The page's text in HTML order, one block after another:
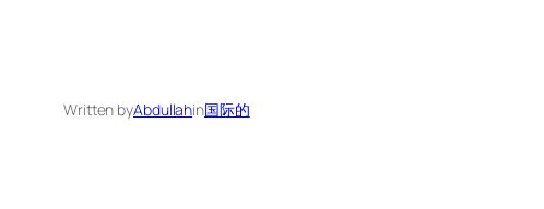
Written byAbdullahin国际的